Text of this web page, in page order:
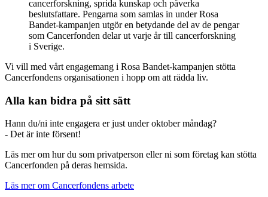
MätskalorRäknare / Displayer
Maskinsäkerhet
LjusridåerLjustorn
Varningsljud
Varningsljus
KablageESD / AntistatutrustningProfilsystem
cancerforskning, sprida kunskap och påverka
beslutsfattare. Pengarna som samlas in under Rosa
Bandet-kampanjen utgör en betydande del av de pengar
som Cancerfonden delar ut varje år till cancerforskning
i Sverige.
Vi vill med vårt engagemang i Rosa Bandet-kampanjen stötta
Cancerfondens organisationen i hopp om att rädda liv.
Alla kan bidra på sitt sätt
Hann du/ni inte engagera er just under oktober måndag?
- Det är inte försent!
Läs mer om hur du som privatperson eller ni som företag kan stötta
Cancerfonden på deras hemsida.
Läs mer om Cancerfondens arbete